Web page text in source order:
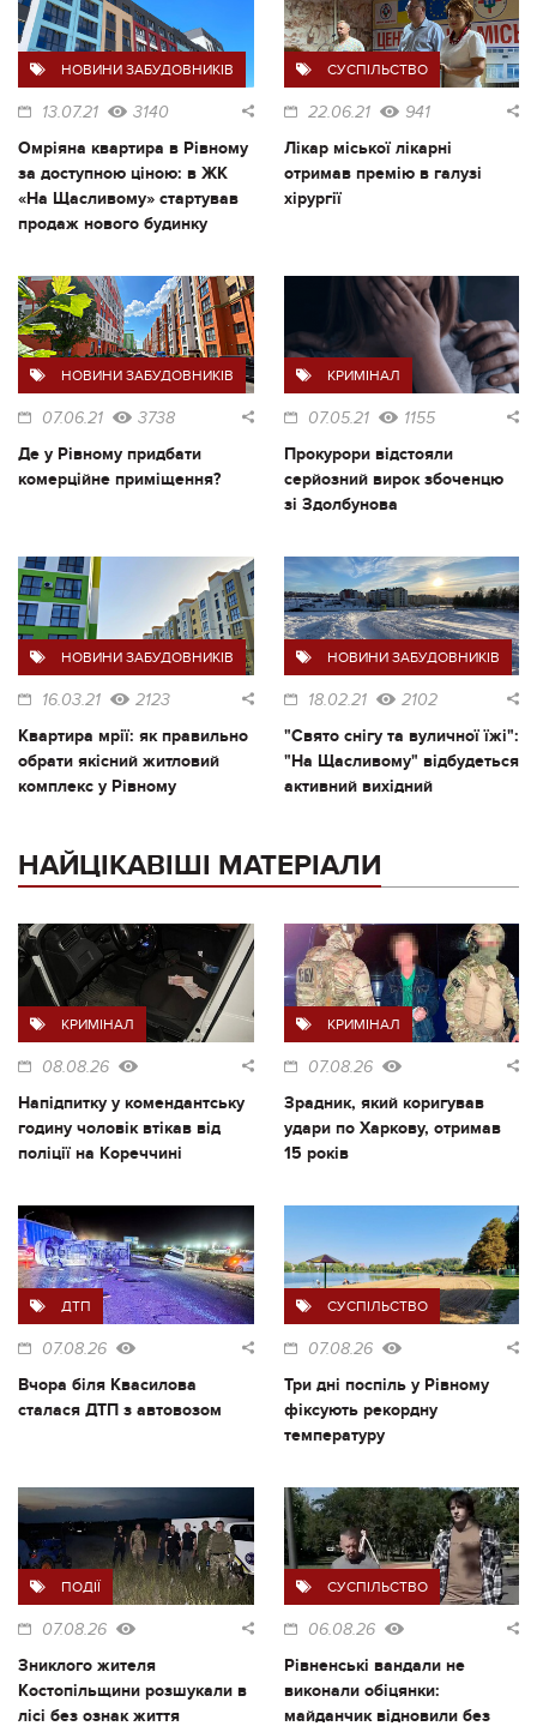
НОВИНИ ЗАБУДОВНИКІВ
13.07.21 3140
Омріяна квартира в Рівному
за доступною ціною: в ЖК
«На Щасливому» стартував
продаж нового будинку
СУСПІЛЬСТВО
22.06.21 941
Лікар міської лікарні
отримав премію в галузі
хірургії
НОВИНИ ЗАБУДОВНИКІВ
07.06.21 3738
Де у Рівному придбати
комерційне приміщення?
КРИМІНАЛ
07.05.21 1155
Прокурори відстояли
серйозний вирок збоченцю
зі Здолбунова
НОВИНИ ЗАБУДОВНИКІВ
16.03.21 2123
Квартира мрії: як правильно
обрати якісний житловий
комплекс у Рівному
НОВИНИ ЗАБУДОВНИКІВ
18.02.21 2102
"Свято снігу та вуличної їжі":
"На Щасливому" відбудеться
активний вихідний
НАЙЦІКАВІШІ МАТЕРІАЛИ
КРИМІНАЛ
08.08.26
Напідпитку у комендантську
годину чоловік втікав від
поліції на Кореччині
КРИМІНАЛ
07.08.26
Зрадник, який коригував
удари по Харкову, отримав
15 років
ДТП
07.08.26
Вчора біля Квасилова
сталася ДТП з автовозом
СУСПІЛЬСТВО
07.08.26
Три дні поспіль у Рівному
фіксують рекордну
температуру
ПОДІЇ
07.08.26
Зниклого жителя
Костопільщини розшукали в
лісі без ознак життя
СУСПІЛЬСТВО
06.08.26
Рівненські вандали не
виконали обіцянки:
майданчик відновили без